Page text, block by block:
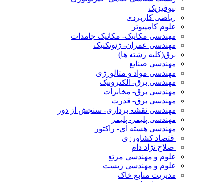
بیوفیزیک
ریاضی کاربردی
علوم کامپیوتر
مهندسی مکانیک- مکانیک جامدات
مهندسی عمران- ژئوتکنیک
برق(کلیه رشته ها)
مهندسی صنایع
مهندسی مواد و متالورژی
مهندسی برق- الکترونیک
مهندسی برق- مخابرات
مهندسی برق- قدرت
مهندسی نقشه برداری- سنجش از دور
مهندسی پلیمر- پلیمر
مهندسی هسته ای- راکتور
اقتصاد کشاورزی
اصلاح نژاد دام
علوم و مهندسی مرتع
علوم و مهندسی زیست
مدیریت منابع خاک